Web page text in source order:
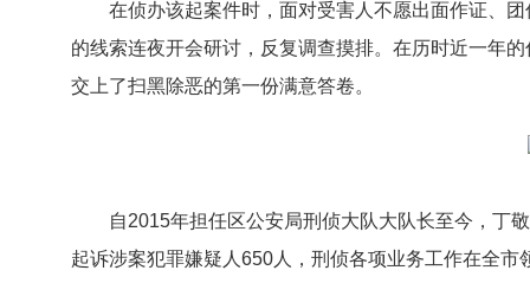
在侦办该起案件时，面对受害人不愿出面作证、
的线索连夜开会研讨，反复调查摸排。在历时近一年
交上了扫黑除恶的第一份满意答卷。
自2015年担任区公安局刑侦大队大队长至今，丁
起诉涉案犯罪嫌疑人650人，刑侦各项业务工作在全